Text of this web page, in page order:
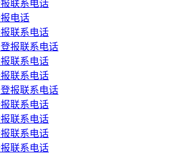
联系电话
电话
联系电话
报联系电话
报联系电话
联系电话
报联系电话
联系电话
联系电话
联系电话
联系电话